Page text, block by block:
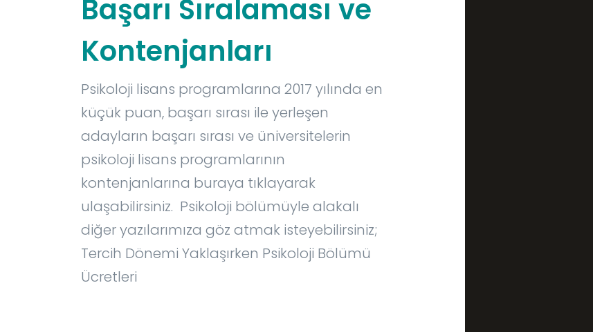
Başarı Sıralaması ve
Kontenjanları
Psikoloji lisans programlarına 2017 yılında en
küçük puan, başarı sırası ile yerleşen
adayların başarı sırası ve üniversitelerin
psikoloji lisans programlarının
kontenjanlarına buraya tıklayarak
ulaşabilirsiniz. Psikoloji bölümüyle alakalı
diğer yazılarımıza göz atmak isteyebilirsiniz;
Tercih Dönemi Yaklaşırken Psikoloji Bölümü
Ücretleri